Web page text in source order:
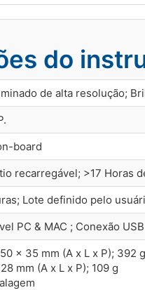
do
de alta resolução;
board
recarregável; >17 Horas
Lote definido pelo
PC & MAC ; Conexão USB
x 35 mm (A x L x P); 392 g
mm (A x L x P); 109 g